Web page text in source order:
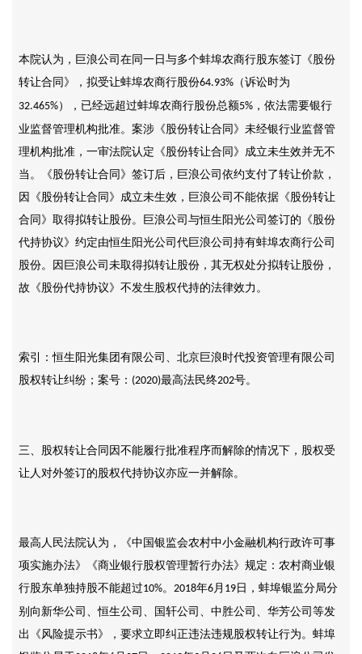
本院认为，巨浪公司在同一日与多个蚌埠农商行股东签订《股份
转让合同》，拟受让蚌埠农商行股份64.93% （诉讼时为
32.465%），已经远超过蚌埠农商行股份总额5% ，依法需要银行
业监督管理机构批准。案涉《股份转让合同》未经银行业监督管
理机构批准，一审法院认定《股份转让合同》成立未生效并无不
当。《股份转让合同》签订后，巨浪公司依约支付了转让价款，
因《股份转让合同》成立未生效，巨浪公司不能依据《股份转让
合同》取得拟转让股份。巨浪公司与恒生阳光公司签订的《股份
代持协议》约定由恒生阳光公司代巨浪公司持有蚌埠农商行公司
股份。因巨浪公司未取得拟转让股份，其无权处分拟转让股份，
故《股份代持协议》不发生股权代持的法律效力。
索引：恒生阳光集团有限公司、北京巨浪时代投资管理有限公司
股权转让纠纷；案号： (2020)最高法民终202号。
三、股权转让合同因不能履行批准程序而解除的情况下，股权受
让人对外签订的股权代持协议亦应一并解除。
最高人民法院认为，《中国银监会农村中小金融机构行政许可事
项实施办法》《商业银行股权管理暂行办法》规定：农村商业银
行股东单独持股不能超过10%。 2018年6 月 19日，蚌埠银监分局分
别向新华公司、恒生公司、国轩公司、中胜公司、华芳公司等发
出《风险提示书》，要求立即纠正违法违规股权转让行为。蚌埠